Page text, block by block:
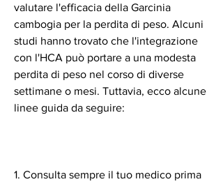
valutare l'efficacia della Garcinia
cambogia per la perdita di peso. Alcuni
studi hanno trovato che l'integrazione
con l'HCA può portare a una modesta
perdita di peso nel corso di diverse
settimane o mesi. Tuttavia, ecco alcune
linee guida da seguire:
1. Consulta sempre il tuo medico prima